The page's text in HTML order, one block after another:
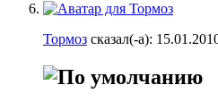
Тормоз сказал(-а):